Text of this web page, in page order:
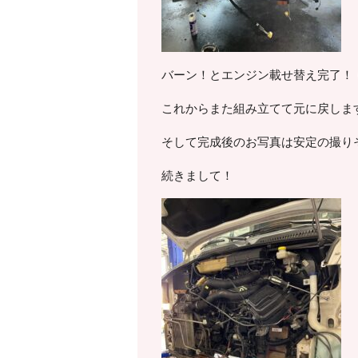
バーン！とエンジン載せ替え完了！
これからまた組み立てて元に戻しま
そして完成後のお写真は安定の撮
続きまして！